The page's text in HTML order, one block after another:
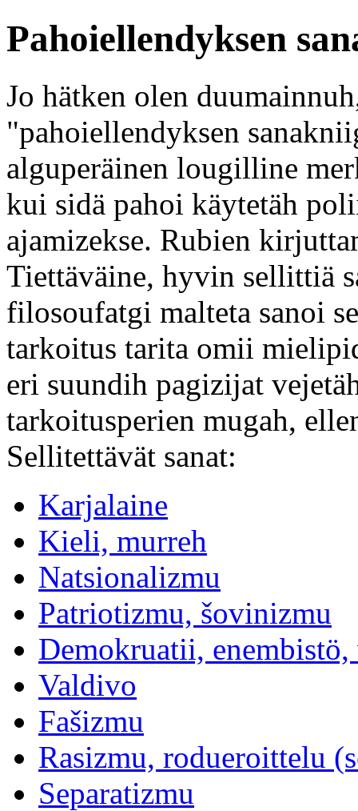
Pahoiellendyksen
Jo hätken olen
"pahoiellendyksen
alguperäinen lougilline
kui sidä pahoi käytetäh
ajamizekse. Rubien
Tiettäväine, hyvin sellittiä
filosoufatgi malteta sanoi
tarkoitus tarita omii
eri suundih pagizijat
tarkoitusperien mugah,
Sellitettävät sanat:
Karjalaine
Kieli, murreh
Natsionalizmu
Patriotizmu, šovinizmu
Demokruatii, enembistö,
Valdivo
Fašizmu
Rasizmu, rodueroittelu
Separatizmu